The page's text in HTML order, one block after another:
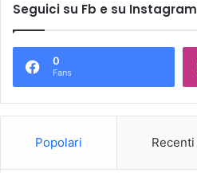
Seguici su Fb e su Instagram
0
Fans
Popolari Recenti